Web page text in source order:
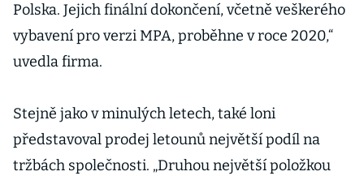
Polska. Jejich finální dokončení, včetně veškerého
vybavení pro verzi MPA, proběhne v roce 2020,“
uvedla firma.
Stejně jako v minulých letech, také loni
představoval prodej letounů největší podíl na
tržbách společnosti. „Druhou největší položkou